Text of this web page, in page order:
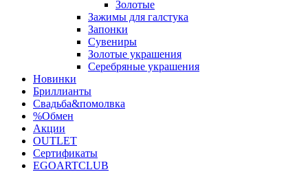
Золотые
Зажимы для галстука
Запонки
Сувениры
Золотые украшения
Серебряные украшения
Новинки
Бриллианты
Свадьба&помолвка
%Обмен
Акции
OUTLET
Сертификаты
EGOARTCLUB